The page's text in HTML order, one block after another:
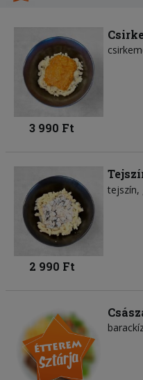
3 990 Ft
tejszín
2 990 Ft